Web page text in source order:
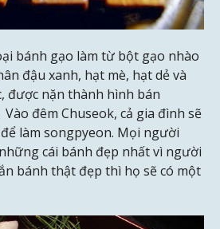
bánh gạo làm từ bột gạo nhào
đậu xanh, hạt mè, hạt dẻ và
được nặn thành hình bán
đêm Chuseok, cả gia đình sẽ
làm songpyeon. Mọi người
cái bánh đẹp nhất vì người
bánh thật đẹp thì họ sẽ có một